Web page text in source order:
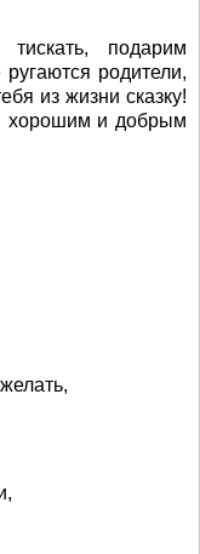
подарим
родители,
из жизни сказку!
хорошим и добрым